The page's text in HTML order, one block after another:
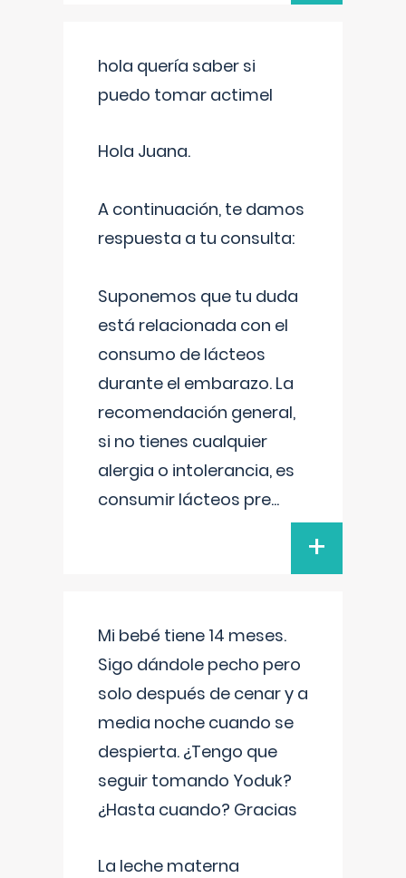
hola quería saber si
puedo tomar actimel
Hola Juana.
A continuación, te damos
respuesta a tu consulta:
Suponemos que tu duda
está relacionada con el
consumo de lácteos
durante el embarazo. La
recomendación general,
si no tienes cualquier
alergia o intolerancia, es
consumir lácteos pre...
+
Mi bebé tiene 14 meses.
Sigo dándole pecho pero
solo después de cenar y a
media noche cuando se
despierta. ¿Tengo que
seguir tomando Yoduk?
¿Hasta cuando? Gracias
La leche materna